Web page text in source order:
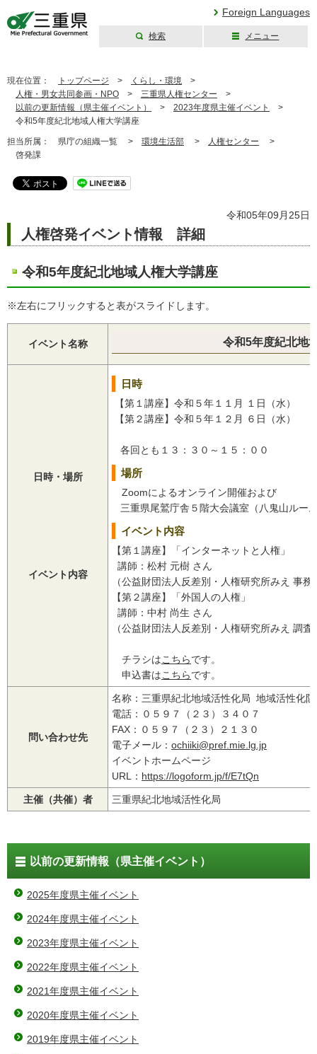
Foreign Languages
検索 メニュー
現在位置： トップページ > くらし・環境 >
人権・男女共同参画・NPO > 三重県人権センター >
以前の更新情報（県主催イベント）
> 2023年度県主催イベント
>
令和5年度紀北地域人権大学講座
担当所属： 県庁の組織一覧 > 環境生活部 > 人権センター >
啓発課
令和05年09月25日
人権啓発イベント情報 詳細
令和5年度紀北地域人権大学講座
※左右にフリックすると表がスライドします。
イベント名称 令和5年度紀北地
日時・場所
イベント内容
日時
【第１講座】令和５年１１月 １日（水）
【第２講座】令和５年１２月 ６日（水）
各回とも１３：３０～１５：００
場所
Zoomによるオンライン開催および
三重県尾鷲庁舎５階大会議室（八鬼山ルー
イベント内容
【第１講座】「インターネットと人権」
講師：松村 元樹 さん
（公益財団法人反差別・人権研究所みえ 事務
【第２講座】「外国人の人権」
講師：中村 尚生 さん
（公益財団法人反差別・人権研究所みえ 調
チラシはこちらです。
申込書はこちらです。
問い合わせ先
名称：三重県紀北地域活性化局 地域活性化
電話：０５９７（２３）３４０７
FAX：０５９７（２３）２１３０
電子メール： ochiiki@pref.mie.lg.jp
イベントホームページ
URL： https://logoform.jp/f/E7tQn
主催（共催）者 三重県紀北地域活性化局
以前の更新情報（県主催イベント）
2025年度県主催イベント
2024年度県主催イベント
2023年度県主催イベント
2022年度県主催イベント
2021年度県主催イベント
2020年度県主催イベント
2019年度県主催イベント